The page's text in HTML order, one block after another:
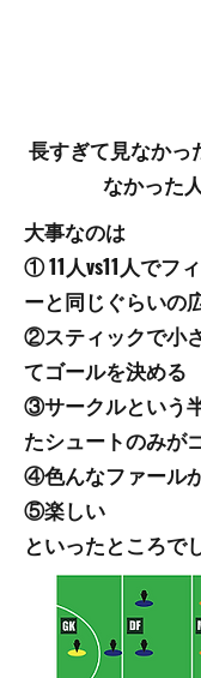
長すぎて見なかっ
なかった
大事なのは
​① 11人vs11人でフ
ーと同じぐらいの
②スティックで小
てゴールを決める
​③サークルという
たシュートのみが
④色んなファール
​⑤楽しい
といったところで